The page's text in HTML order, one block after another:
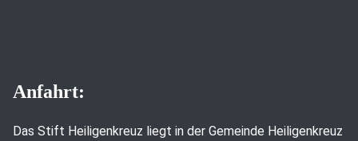
Anfahrt:
Das Stift Heiligenkreuz liegt in der Gemeinde Heiligenkreuz